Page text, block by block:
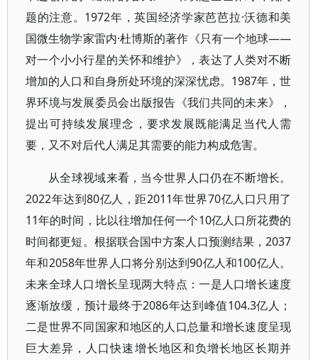
题的注意。1972年，英国经济学家芭芭拉·沃德和美
国微生物学家雷内·杜博斯的著作《只有一个地球——
对一个小小行星的关怀和维护》，表达了人类对不断
增加的人口和自身所处环境的深深忧虑。1987年，世
界环境与发展委员会出版报告《我们共同的未来》，
提出可持续发展理念，要求发展既能满足当代人需
要，又不对后代人满足其需要的能力构成危害。
从全球视域来看，当今世界人口仍在不断增长。
2022年达到80亿人，距2011年世界70亿人口只用了
11年的时间，比以往增加任何一个10亿人口所花费的
时间都更短。根据联合国中方案人口预测结果，2037
年和2058年世界人口将分别达到90亿人和100亿人。
未来全球人口增长呈现两大特点：一是人口增长速度
逐渐放缓，预计最终于2086年达到峰值104.3亿人；
二是世界不同国家和地区的人口总量和增长速度呈现
巨大差异，人口快速增长地区和负增长地区长期并